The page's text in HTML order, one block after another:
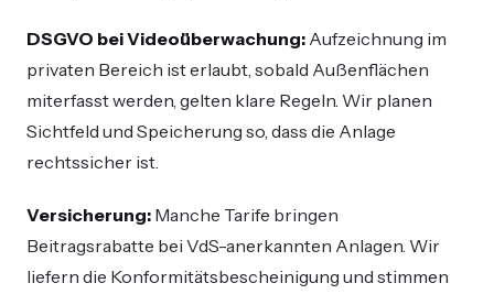
DSGVO bei Videoüberwachung: Aufzeichnung im
privaten Bereich ist erlaubt, sobald Außenflächen
miterfasst werden, gelten klare Regeln. Wir planen
Sichtfeld und Speicherung so, dass die Anlage
rechtssicher ist.
Versicherung: Manche Tarife bringen
Beitragsrabatte bei VdS-anerkannten Anlagen. Wir
liefern die Konformitätsbescheinigung und stimmen